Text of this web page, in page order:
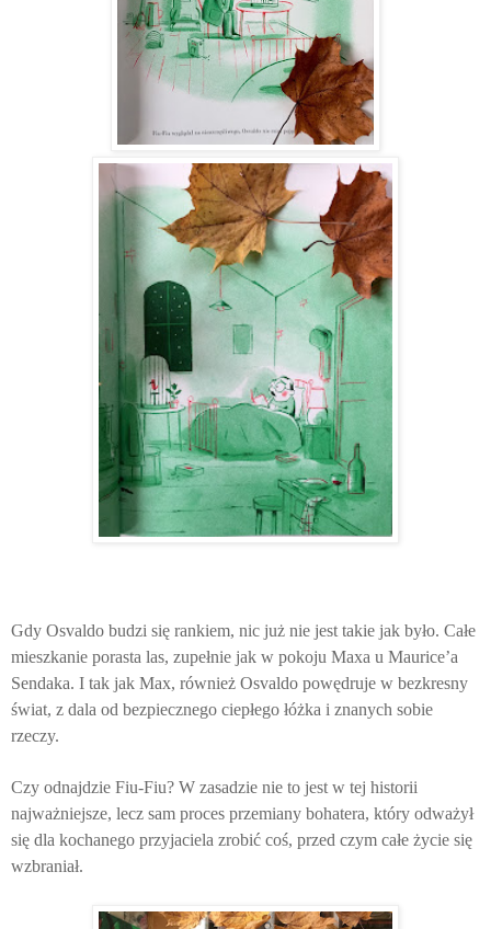
Gdy Osvaldo budzi się rankiem, nic już nie jest takie jak było. Całe
mieszkanie porasta las, zupełnie jak w pokoju Maxa u Maurice’a
Sendaka. I tak jak Max, również Osvaldo powędruje w bezkresny
świat, z dala od bezpiecznego ciepłego łóżka i znanych sobie
rzeczy.
Czy odnajdzie Fiu-Fiu? W zasadzie nie to jest w tej historii
najważniejsze, lecz sam proces przemiany bohatera, który odważył
się dla kochanego przyjaciela zrobić coś, przed czym całe życie się
wzbraniał.